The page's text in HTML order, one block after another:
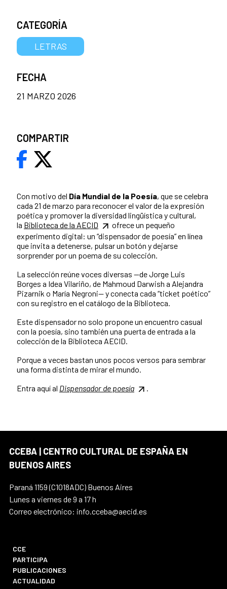
Con motivo del Día Mundial de la Poesía, que se celebra
cada 21 de marzo para reconocer el valor de la expresión
poética y promover la diversidad lingüística y cultural,
la Biblioteca de la AECID
ofrece un pequeño
experimento digital: un “dispensador de poesía” en línea
que invita a detenerse, pulsar un botón y dejarse
sorprender por un poema de su colección.
La selección reúne voces diversas —de Jorge Luis
Borges a Idea Vilariño, de Mahmoud Darwish a Alejandra
Pizarnik o María Negroni— y conecta cada “ticket poético”
con su registro en el catálogo de la Biblioteca.
Este dispensador no solo propone un encuentro casual
con la poesía, sino también una puerta de entrada a la
colección de la Biblioteca AECID.
Porque a veces bastan unos pocos versos para sembrar
una forma distinta de mirar el mundo.
Entra aquí al Dispensador de poesía .
CATEGORÍA
LETRAS
FECHA
21 MARZO 2026
COMPARTIR
CCEBA | CENTRO CULTURAL DE ESPAÑA EN
BUENOS AIRES
Paraná 1159 (C1018ADC) Buenos Aires
Lunes a viernes de 9 a 17 h
Correo electrónico: info.cceba@aecid.es
CCE
PARTICIPA
PUBLICACIONES
ACTUALIDAD